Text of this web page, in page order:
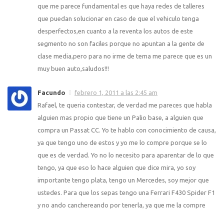
que me parece fundamental es que haya redes de talleres
que puedan solucionar en caso de que el vehiculo tenga
desperfectos,en cuanto a la reventa los autos de este
segmento no son faciles porque no apuntan a la gente de
clase media,pero para no irme de tema me parece que es un
muy buen auto,saludos!!!
Facundo
febrero 1, 2011 a las 2:45 am
Rafael, te queria contestar, de verdad me pareces que habla
alguien mas propio que tiene un Palio base, a alguien que
compra un Passat CC. Yo te hablo con conocimiento de causa,
ya que tengo uno de estos y yo me lo compre porque se lo
que es de verdad. Yo no lo necesito para aparentar de lo que
tengo, ya que eso lo hace alguien que dice mira, yo soy
importante tengo plata, tengo un Mercedes, soy mejor que
ustedes. Para que los sepas tengo una Ferrari F430 Spider F1
y no ando canchereando por tenerla, ya que me la compre